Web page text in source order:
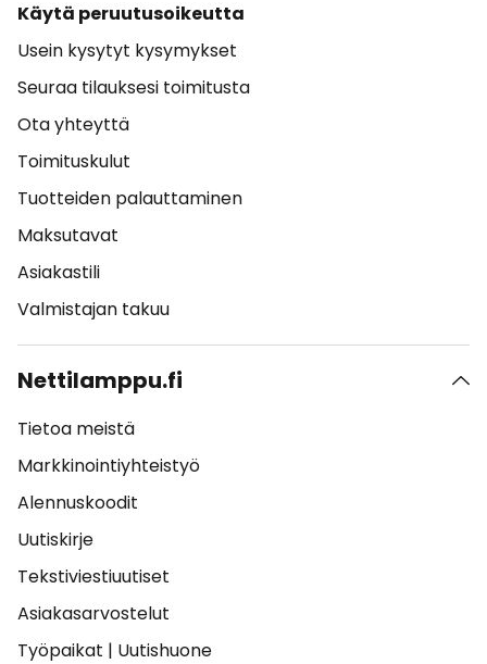
Käytä peruutusoikeutta
Usein kysytyt kysymykset
Seuraa tilauksesi toimitusta
Ota yhteyttä
Toimituskulut
Tuotteiden palauttaminen
Maksutavat
Asiakastili
Valmistajan takuu
Nettilamppu.fi
Tietoa meistä
Markkinointiyhteistyö
Alennuskoodit
Uutiskirje
Tekstiviestiuutiset
Asiakasarvostelut
Työpaikat | Uutishuone